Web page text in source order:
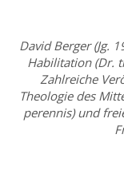
David Berger (Jg.
Habilitation (Dr.
Zahlreiche
Theologie des
perennis) und